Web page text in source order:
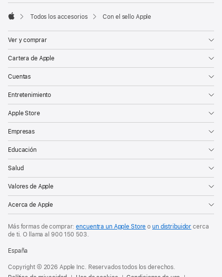
de
páginaTodos los accesorios Con el sello Apple
Ver y comprar
Cartera de Apple
Cuentas
Entretenimiento
Apple Store
Empresas
Educación
Salud
Valores de Apple
Acerca de Apple
Más formas de comprar:encuentra un Apple Store oun distribuidor cerca
de ti. O
llama al 900 150 503
España
Copyright © 2026 Apple Inc. Reservados todos los derechos.